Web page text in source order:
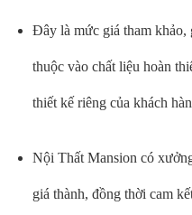
Đây là mức giá tham khảo,
thuộc vào chất liệu hoàn
thiết kế riêng của khách
Nội Thất Mansion có
giá thành, đồng thời cam